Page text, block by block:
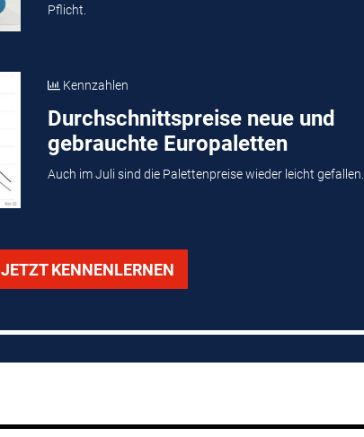
Pflicht.
Kennzahlen
Durchschnittspreise neue und
gebrauchte Europaletten
Auch im Juli sind die Palettenpreise wieder leicht gefallen.
JETZT KENNENLERNEN